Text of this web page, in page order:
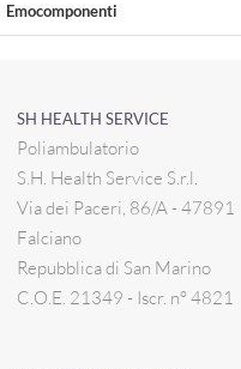
Emocomponenti
SH HEALTH SERVICE
Poliambulatorio
S.H. Health Service S.r.l.
Via dei Paceri, 86/A - 47891
Falciano
Repubblica di San Marino
C.O.E. 21349 - Iscr. n° 4821